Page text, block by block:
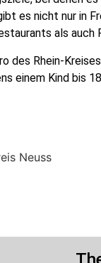
es nicht nur in
als auch
des Rhein-
einem Kind bis
Neuss